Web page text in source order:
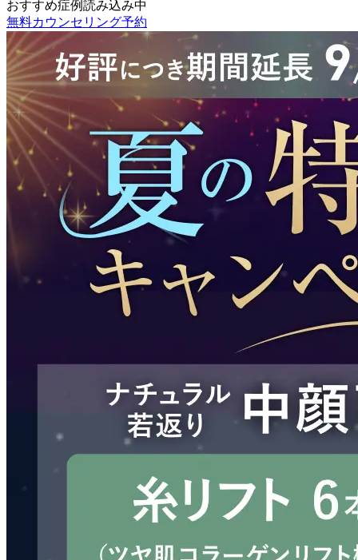
おすすめ症例読み込み中
無料カウンセリング予約